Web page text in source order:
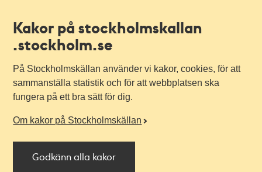
Kakor på stockholmskallan
.stockholm.se
På Stockholmskällan använder vi kakor, cookies, för att
sammanställa statistik och för att webbplatsen ska
fungera på ett bra sätt för dig.
Om kakor på Stockholmskällan
Godkänn alla kakor